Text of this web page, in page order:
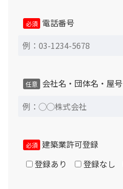
必須 電話番号
任意 会社名・団体名・屋号
必須 建築業許可登録
登録あり
登録なし